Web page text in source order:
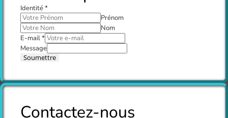
Identité*
Prénom
Nom
E-mail*
Message
Soumettre
Contactez-nous